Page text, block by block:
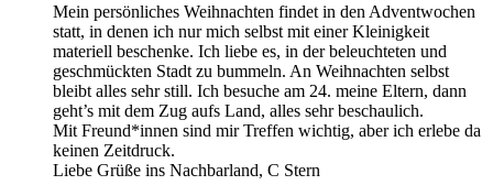
Mein persönliches Weihnachten findet in den Adventwochen
statt, in denen ich nur mich selbst mit einer Kleinigkeit
materiell beschenke. Ich liebe es, in der beleuchteten und
geschmückten Stadt zu bummeln. An Weihnachten selbst
bleibt alles sehr still. Ich besuche am 24. meine Eltern, dann
geht’s mit dem Zug aufs Land, alles sehr beschaulich.
Mit Freund*innen sind mir Treffen wichtig, aber ich erlebe da
keinen Zeitdruck.
Liebe Grüße ins Nachbarland, C Stern